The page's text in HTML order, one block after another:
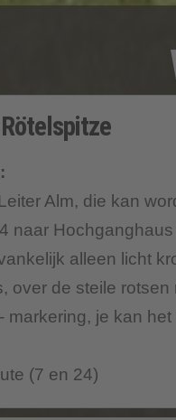
Alm, die kan
naar
alleen licht
over de steile
markering, je kan
(7 en 24)